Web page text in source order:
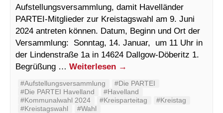
Aufstellungsversammlung, damit Havelländer
PARTEI-Mitglieder zur Kreistagswahl am 9. Juni
2024 antreten können. Datum, Beginn und Ort der
Versammlung: Sonntag, 14. Januar, um 11 Uhr in
der Lindenstraße 1a in 14624 Dallgow-Döberitz 1.
Begrüßung … Weiterlesen →
#Aufstellungsversammlung
#Die PARTEI
#Die PARTEI Havelland
#Havelland
#Kommunalwahl 2024
#Kreisparteitag
#Kreistag
#Kreistagswahl
#Wahl